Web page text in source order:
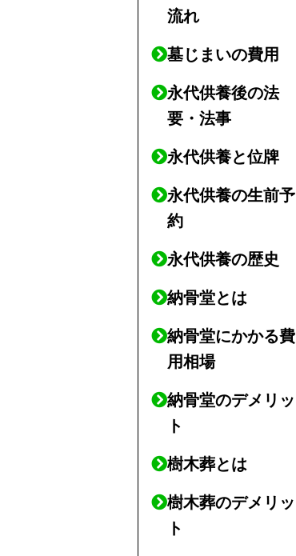
流れ
墓じまいの費用
永代供養後の法
要・法事
永代供養と位牌
永代供養の生前予
約
永代供養の歴史
納骨堂とは
納骨堂にかかる費
用相場
納骨堂のデメリッ
ト
樹木葬とは
樹木葬のデメリッ
ト